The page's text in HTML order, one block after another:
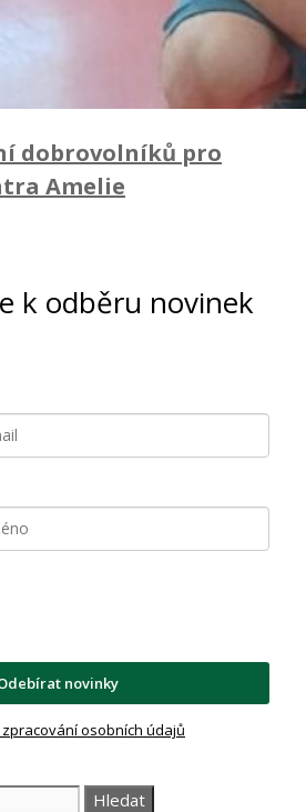
dobrovolníků pro
Amelie
k odběru novinek
novinky
osobních údajů